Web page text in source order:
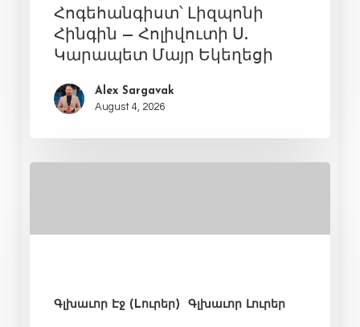
Հոգեհանգիստ՝ Լիզպոնի
Հինգին – Հոլիվուտի Ս.
Կարապետ Մայր Եկեղեցի
Alex Sargavak
August 4, 2026
Գլխաւոր Էջ (Lուրեր) Գլխաւոր Լուրեր